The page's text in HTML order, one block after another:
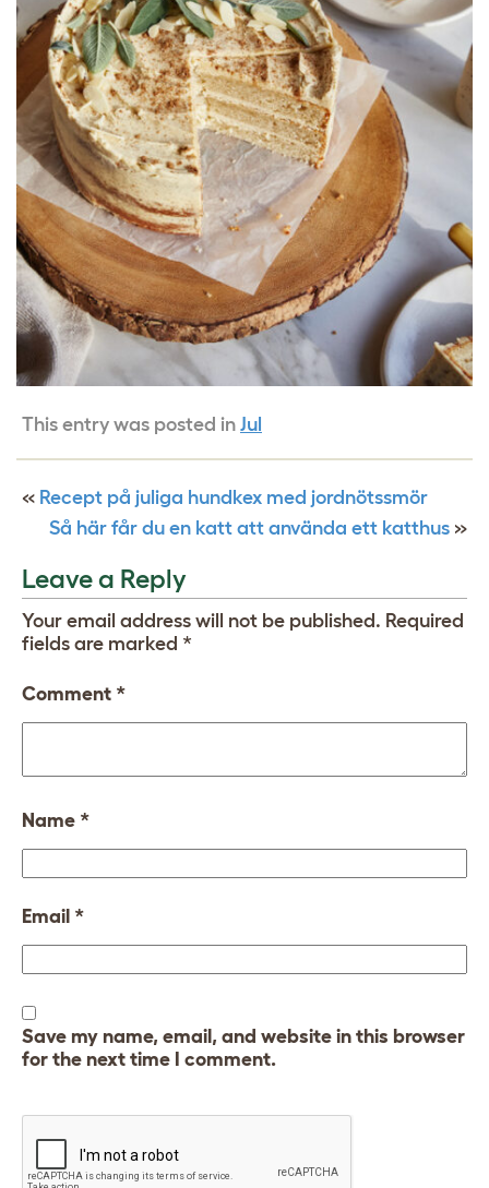
This entry was posted in Jul
« Recept på juliga hundkex med jordnötssmör
Så här får du en katt att använda ett katthus »
Leave a Reply
Your email address will not be published. Required
fields are marked *
Comment *
Name *
Email *
Save my name, email, and website in this browser
for the next time I comment.